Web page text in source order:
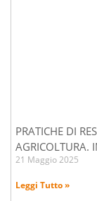
PRATICHE DI
AGRICOLTURA.
21 Maggio 2025
Leggi Tutto »